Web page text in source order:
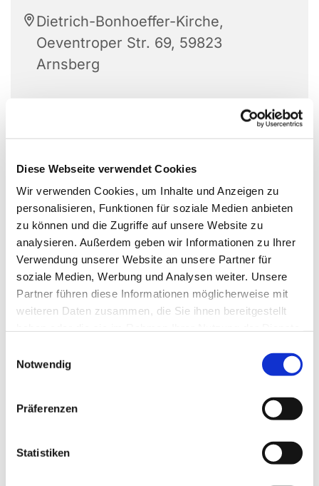
Diese Webseite verwendet Cookies
Wir verwenden Cookies, um Inhalte und Anzeigen zu
personalisieren, Funktionen für soziale Medien anbieten
zu können und die Zugriffe auf unsere Website zu
analysieren. Außerdem geben wir Informationen zu Ihrer
Verwendung unserer Website an unsere Partner für
soziale Medien, Werbung und Analysen weiter. Unsere
Partner führen diese Informationen möglicherweise mit
weiteren Daten zusammen, die Sie ihnen bereitgestellt
Notwendig
Präferenzen
Statistiken
Dietrich-Bonhoeffer-Kirche,
Oeventroper Str. 69, 59823
Arnsberg
Der ANDERE Gottesdienst bietet monatlich
Taizé-Andachten, Musikgottesdienste oder
Gottesdienste mit unserem Konfirmandinnen und
Konfirmanden sind nur einige Beispiele.